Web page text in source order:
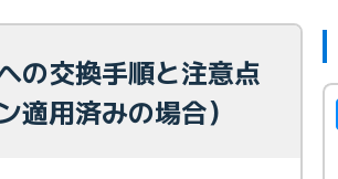
の交換手順と注意点
適用済みの場合）